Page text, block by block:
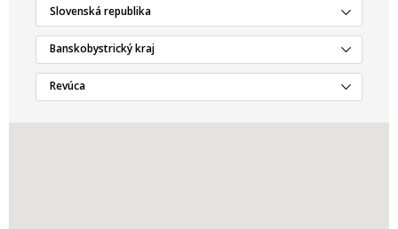
Slovenská republika
Banskobystrický kraj
Revúca